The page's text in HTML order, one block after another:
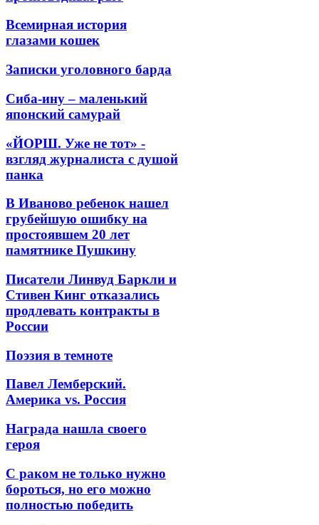
Всемирная история
глазами кошек
Записки уголовного барда
Сиба-ину – маленький
японский самурай
«ЙОРШ. Уже не тот» -
взгляд журналиста с душой
панка
В Иваново ребенок нашел
грубейшую ошибку на
простоявшем 20 лет
памятнике Пушкину
Писатели Линвуд Баркли и
Стивен Кинг отказались
продлевать контракты в
России
Поэзия в темноте
Павел Лемберский.
Америка vs. Россия
Награда нашла своего
героя
С раком не только нужно
бороться, но его можно
полностью победить